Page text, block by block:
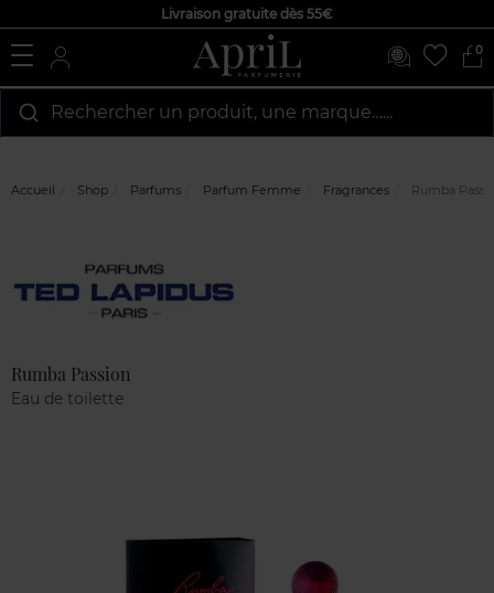
Livraison gratuite dès 55€
0
Rechercher un produit, une marque…...
Accueil Shop Parfums Parfum Femme Fragrances Rumba
Rumba Passion
Eau de toilette